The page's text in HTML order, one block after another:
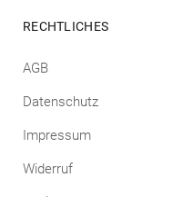
RECHTLICHES
AGB
Datenschutz
Impressum
Widerruf